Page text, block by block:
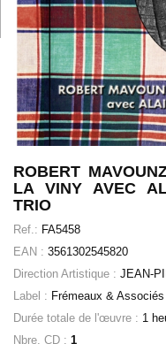
ROBERT
LA VINY AVEC
TRIO
Ref.: FA5458
EAN : 3561302545820
Direction Artistique : JEAN-
Label : Frémeaux & Associés
Durée totale de l'œuvre : 1
Nbre. CD : 1